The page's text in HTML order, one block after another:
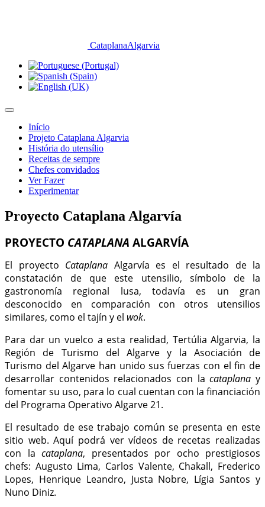
CataplanaAlgarvia
Início
Projeto Cataplana Algarvia
História do utensílio
Receitas de sempre
Chefes convidados
Ver Fazer
Experimentar
Proyecto Cataplana Algarvía
PROYECTO CATAPLANA ALGARVÍA
El proyecto Cataplana Algarvía es el resultado de la
constatación de que este utensilio, símbolo de la
gastronomía regional lusa, todavía es un gran
desconocido en comparación con otros utensilios
similares, como el tajín y el wok.
Para dar un vuelco a esta realidad, Tertúlia Algarvia, la
Región de Turismo del Algarve y la Asociación de
Turismo del Algarve han unido sus fuerzas con el fin de
desarrollar contenidos relacionados con lacataplanay
fomentar su uso, para lo cual cuentan con la financiación
del Programa Operativo Algarve 21.
El resultado de ese trabajo común se presenta en este
sitio web. Aquí podrá ver vídeos de recetas realizadas
con la cataplana, presentados por ocho prestigiosos
chefs: Augusto Lima, Carlos Valente, Chakall, Frederico
Lopes, Henrique Leandro, Justa Nobre, Lígia Santos y
Nuno Diniz.